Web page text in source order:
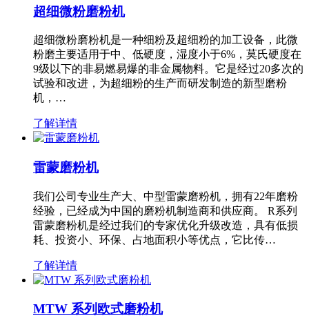
超细微粉磨粉机
超细微粉磨粉机是一种细粉及超细粉的加工设备，此微
粉磨主要适用于中、低硬度，湿度小于6%，莫氏硬度在
9级以下的非易燃易爆的非金属物料。它是经过20多次的
试验和改进，为超细粉的生产而研发制造的新型磨粉
机，…
了解详情
雷蒙磨粉机
我们公司专业生产大、中型雷蒙磨粉机，拥有22年磨粉
经验，已经成为中国的磨粉机制造商和供应商。 R系列
雷蒙磨粉机是经过我们的专家优化升级改造，具有低损
耗、投资小、环保、占地面积小等优点，它比传…
了解详情
MTW 系列欧式磨粉机